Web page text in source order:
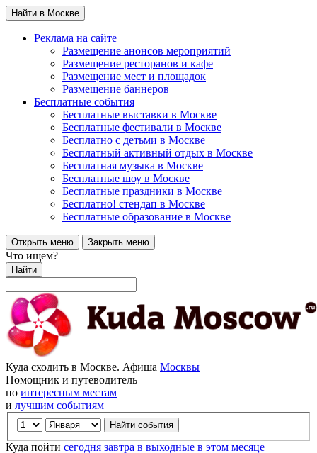
Найти в Москве
Реклама на сайте
Размещение анонсов мероприятий
Размещение ресторанов и кафе
Размещение мест и площадок
Размещение баннеров
Бесплатные события
Бесплатные выставки в Москве
Бесплатные фестивали в Москве
Бесплатно с детьми в Москве
Бесплатный активный отдых в Москве
Бесплатная музыка в Москве
Бесплатные шоу в Москве
Бесплатные праздники в Москве
Бесплатно! стендап в Москве
Бесплатные образование в Москве
Открыть меню Закрыть меню
Что ищем?
Найти
Куда сходить в Москве. Афиша Москвы
Помощник и путеводитель
по интересным местам
и лучшим событиям
Куда пойти сегодня завтра в выходные в этом месяце